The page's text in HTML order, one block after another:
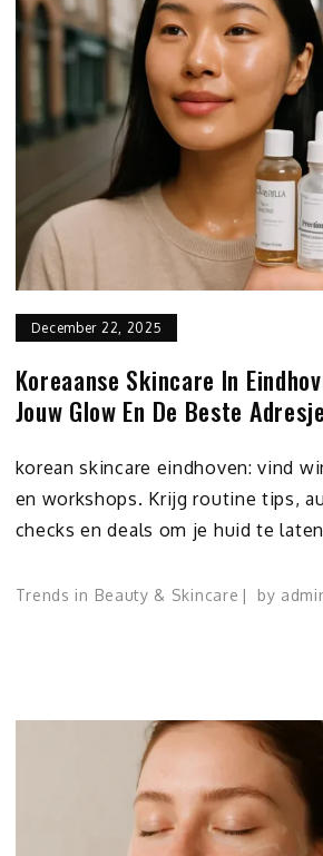
December 22, 2025
Koreaanse Skincare In
Jouw Glow En De Beste
korean skincare eindhoven: vind
en workshops. Krijg routine tips,
checks en deals om je huid te
Trends in Beauty & Skincare by